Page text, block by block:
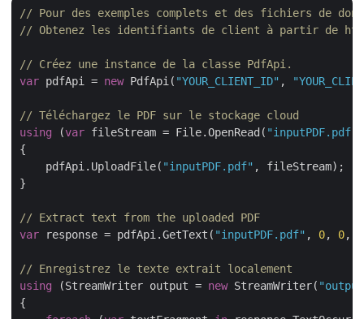
// Pour des exemples complets et des fichiers de
// Obtenez les identifiants de client à partir de
// Créez une instance de la classe PdfApi.
var pdfApi = new PdfApi( "YOUR_CLIENT_ID" ,
// Téléchargez le PDF sur le stockage cloud
using (var fileStream = File.OpenRead( "inputPDF.pdf"
{
    pdfApi.UploadFile(
"inputPDF.pdf" , fileStream);
}
// Extract text from the uploaded PDF
var response = pdfApi.GetText( "inputPDF.pdf" , 0, 0,
// Enregistrez le texte extrait localement
using (StreamWriter output = new StreamWriter(
{